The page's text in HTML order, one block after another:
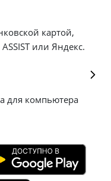
картой,
или Яндекс.
для компьютера